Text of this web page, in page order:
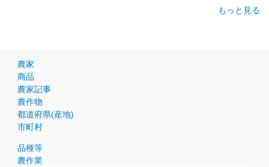
もっと見る
農家
商品
農家記事
農作物
都道府県(産地)
市町村
品種等
農作業